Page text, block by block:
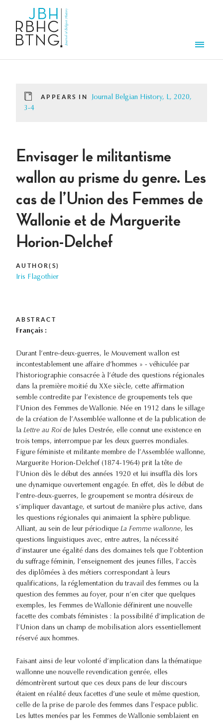
APPEARS IN
Journal Belgian History, L, 2020,
3-4
Envisager le militantisme
wallon au prisme du genre. Les
cas de l’Union des Femmes de
Wallonie et de Marguerite
Horion-Delchef
AUTHOR(S)
Iris Flagothier
ABSTRACT
Français :
Durant l’entre-deux-guerres, le Mouvement wallon est
incontestablement une affaire d’hommes » - véhiculée par
l’historiographie consacrée à l’étude des questions régionales
dans la première moitié du XXe siècle, cette affirmation
semble contredite par l’existence de groupements tels que
l’Union des Femmes de Wallonie. Née en 1912 dans le sillage
de la création de l’Assemblée wallonne et de la publication de
la Lettre au Roi de Jules Destrée, elle connut une existence en
trois temps, interrompue par les deux guerres mondiales.
Figure féministe et militante membre de l’Assemblée wallonne,
Marguerite Horion-Delchef (1874-1964) prit la tête de
l’Union dès le début des années 1920 et lui insuffla dès lors
une dynamique ouvertement engagée. En effet, dès le début de
l’entre-deux-guerres, le groupement se montra désireux de
s’impliquer davantage, et surtout de manière plus active, dans
les questions régionales qui animaient la sphère publique.
Alliant, au sein de leur périodique La Femme wallonne, les
questions linguistiques avec, entre autres, la nécessité
d’instaurer une égalité dans des domaines tels que l’obtention
du suffrage féminin, l’enseignement des jeunes filles, l’accès
des diplômées à des métiers correspondant à leurs
qualifications, la réglementation du travail des femmes ou la
question des femmes au foyer, pour n’en citer que quelques
exemples, les Femmes de Wallonie définirent une nouvelle
facette des combats féministes : la possibilité d’implication de
l’Union dans un champ de mobilisation alors essentiellement
réservé aux hommes.
Faisant ainsi de leur volonté d’implication dans la thématique
wallonne une nouvelle revendication genrée, elles
démontrèrent surtout que ces deux pans de leur discours
étaient en réalité deux facettes d’une seule et même question,
celle de la prise de parole des femmes dans l’espace public.
Les luttes menées par les Femmes de Wallonie semblaient en